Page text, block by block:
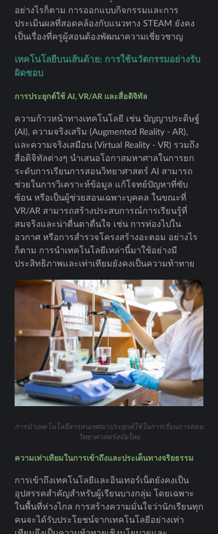
อย่างไรก็ตาม การออกแบบกิจกรรมและการ
ประเมินผลที่สอดคล้องกับแนวทาง STEAM ยังคง
เป็นเรื่องที่ครูผู้สอนต้องพัฒนาความเชี่ยวชาญ
เทคโนโลยีบนเส้นด้าย: การใช้นวัตกรรมอย่างรับ
ผิดชอบ
การประยุกต์ใช้ AI, VR/AR และสื่อดิจิทัล
ความก้าวหน้าทางเทคโนโลยี เช่น ปัญญาประดิษฐ์
(AI), ความจริงเสริม (Augmented Reality - AR),
และความจริงเสมือน (Virtual Reality - VR) รวมถึง
สื่อดิจิทัลต่างๆ นำเสนอโอกาสมหาศาลในการยก
ระดับการเรียนการสอนวิทยาศาสตร์ AI สามารถ
ช่วยในการวิเคราะห์ข้อมูล แก้โจทย์ปัญหาที่ซับ
ซ้อน หรือเป็นผู้ช่วยสอนเฉพาะบุคคล ในขณะที่
VR/AR สามารถสร้างประสบการณ์การเรียนรู้ที่
สมจริงและน่าตื่นตาตื่นใจ เช่น การท่องไปใน
อวกาศ หรือการสำรวจโครงสร้างอะตอม อย่างไร
ก็ตาม การนำเทคโนโลยีเหล่านี้มาใช้อย่างมี
ประสิทธิภาพและเท่าเทียมยังคงเป็นความท้าทาย
การนำเทคโนโลยีสารสนเทศมาประยุกต์ใช้ในการเรียนการสอน
วิทยาศาสตร์สมัยใหม่
ความเท่าเทียมในการเข้าถึงและประเด็นทางจริยธรรม
การเข้าถึงเทคโนโลยีและอินเทอร์เน็ตยังคงเป็น
อุปสรรคสำคัญสำหรับผู้เรียนบางกลุ่ม โดยเฉพาะ
ในพื้นที่ห่างไกล การสร้างความมั่นใจว่านักเรียนทุก
คนจะได้รับประโยชน์จากเทคโนโลยีอย่างเท่า